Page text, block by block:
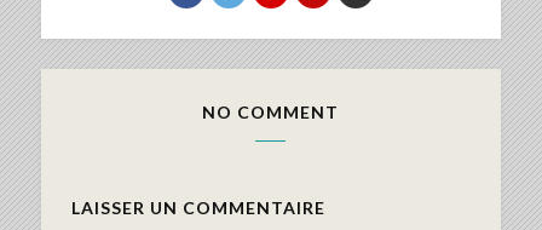
NO COMMENT
LAISSER UN COMMENTAIRE